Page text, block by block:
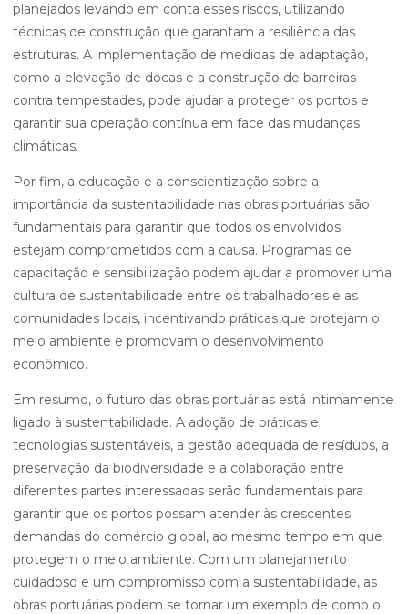
planejados levando em conta esses riscos, utilizando
técnicas de construção que garantam a resiliência das
estruturas. A implementação de medidas de adaptação,
como a elevação de docas e a construção de barreiras
contra tempestades, pode ajudar a proteger os portos e
garantir sua operação contínua em face das mudanças
climáticas.
Por fim, a educação e a conscientização sobre a
importância da sustentabilidade nas obras portuárias são
fundamentais para garantir que todos os envolvidos
estejam comprometidos com a causa. Programas de
capacitação e sensibilização podem ajudar a promover uma
cultura de sustentabilidade entre os trabalhadores e as
comunidades locais, incentivando práticas que protejam o
meio ambiente e promovam o desenvolvimento
econômico.
Em resumo, o futuro das obras portuárias está intimamente
ligado à sustentabilidade. A adoção de práticas e
tecnologias sustentáveis, a gestão adequada de resíduos, a
preservação da biodiversidade e a colaboração entre
diferentes partes interessadas serão fundamentais para
garantir que os portos possam atender às crescentes
demandas do comércio global, ao mesmo tempo em que
protegem o meio ambiente. Com um planejamento
cuidadoso e um compromisso com a sustentabilidade, as
obras portuárias podem se tornar um exemplo de como o